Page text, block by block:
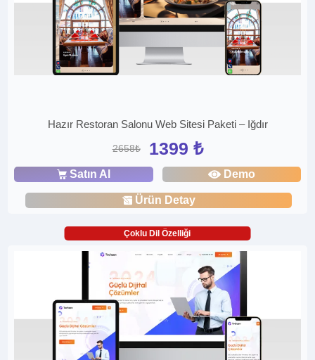
Hazır Restoran Salonu Web Sitesi Paketi – Iğdır
2658₺ 1399 ₺
Satın Al Demo
Ürün Detay
Çoklu Dil Özelliği